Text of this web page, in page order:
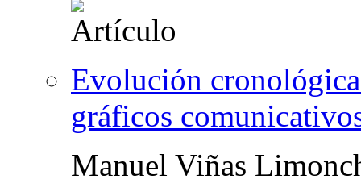
Evolución
gráficos
Manuel Viñas